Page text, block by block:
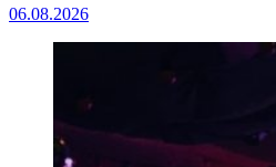
06.08.2026